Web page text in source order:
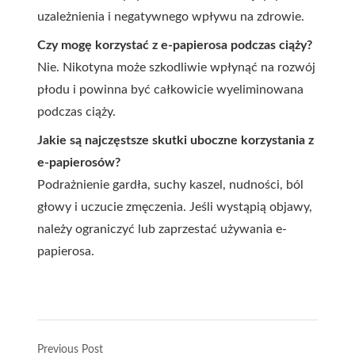
uzależnienia i negatywnego wpływu na zdrowie.
Czy mogę korzystać z e-papierosa podczas ciąży?
Nie. Nikotyna może szkodliwie wpłynąć na rozwój
płodu i powinna być całkowicie wyeliminowana
podczas ciąży.
Jakie są najczęstsze skutki uboczne korzystania z
e-papierosów?
Podrażnienie gardła, suchy kaszel, nudności, ból
głowy i uczucie zmęczenia. Jeśli wystąpią objawy,
należy ograniczyć lub zaprzestać używania e-
papierosa.
Previous Post